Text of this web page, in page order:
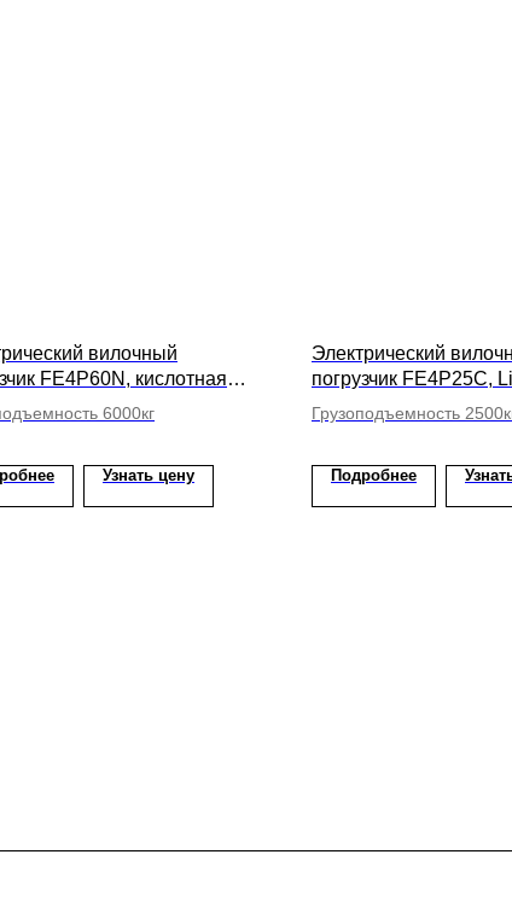
вилочный
FE4P60N, кислотная
подъема вил 5000мм
6000кг
Узнать цену
Электрический
погрузчик FE4P25C,
высота подъема вил
Грузоподъемность
Подробнее